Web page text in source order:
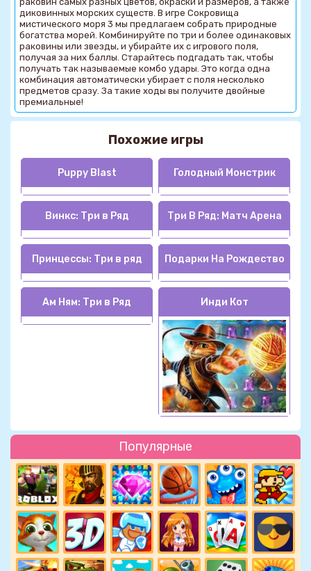
Популярные
диковинных морских существ. В игре Сокровища
мистического моря 3 мы предлагаем собрать природные
богатства морей. Комбинируйте по три и более одинаковых
раковины или звезды, и убирайте их с игрового поля,
получая за них баллы. Старайтесь подгадать так, чтобы
получать так называемые комбо удары. Это когда одна
комбинация автоматически убирает с поля несколько
предметов сразу. За такие ходы вы получите двойные
премиальные!
Похожие игры
Puppy Blast Голодный Монстрик
Винкс: Три в Ряд Три В Ряд: Матч Арена
Принцессы: Три в ряд Подарки На Рождество
Ам Ням: Три в Ряд Инди Кот